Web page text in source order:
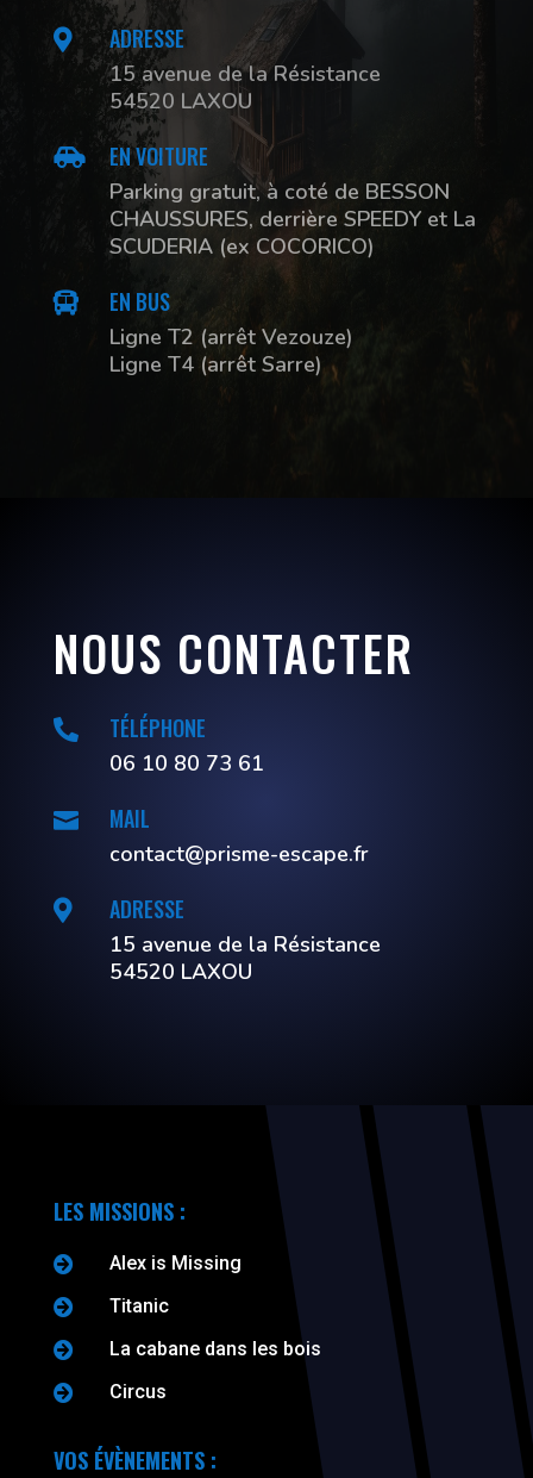
 ADRESSE
15 avenue de la Résistance
54520 LAXOU
 EN VOITURE
Parking gratuit, à coté de BESSON
CHAUSSURES, derrière SPEEDY et La
SCUDERIA (ex COCORICO)
 EN BUS
Ligne T2 (arrêt Vezouze)
Ligne T4 (arrêt Sarre)
NOUS CONTACTER
 TÉLÉPHONE
06 10 80 73 61
 MAIL
contact@prisme-escape.fr
 ADRESSE
15 avenue de la Résistance
54520 LAXOU
LES MISSIONS :
 Alex is Missing
 Titanic
 La cabane dans les bois
 Circus
VOS ÉVÈNEMENTS :